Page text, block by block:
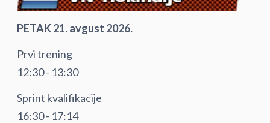
PETAK 21. avgust 2026.
Prvi trening
12:30 - 13:30
Sprint kvalifikacije
16:30 - 17:14